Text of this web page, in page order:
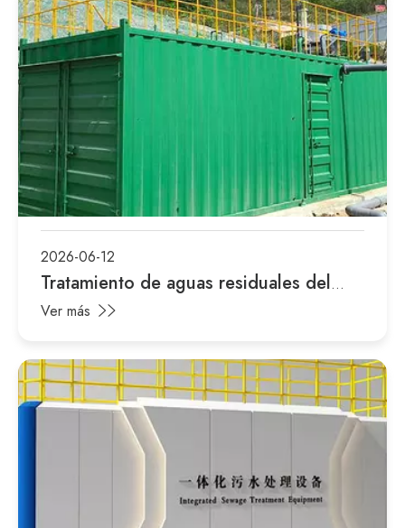
2026-06-12
Tratamiento de aguas residuales del
procesamiento de alimentos: desafíos y
Ver más